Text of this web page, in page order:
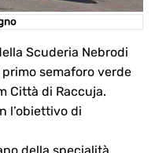
Scuderia Nebrodi
semaforo verde
Città di Raccuja.
l’obiettivo di